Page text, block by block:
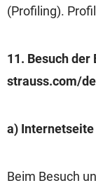
(Profiling).
11. Besuch
strauss.com/
a) Internetseite
Beim Besuch